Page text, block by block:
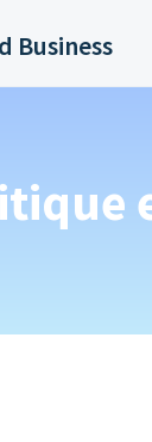
Business